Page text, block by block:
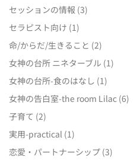
セッションの情報 (3)
セラピスト向け (1)
命/からだ/生きること (2)
女神の台所 ニネターブル (1)
女神の台所-食のはなし (1)
女神の告白室-the room Lilac (6)
子育て (2)
実用-practical (1)
恋愛・パートナーシップ (3)